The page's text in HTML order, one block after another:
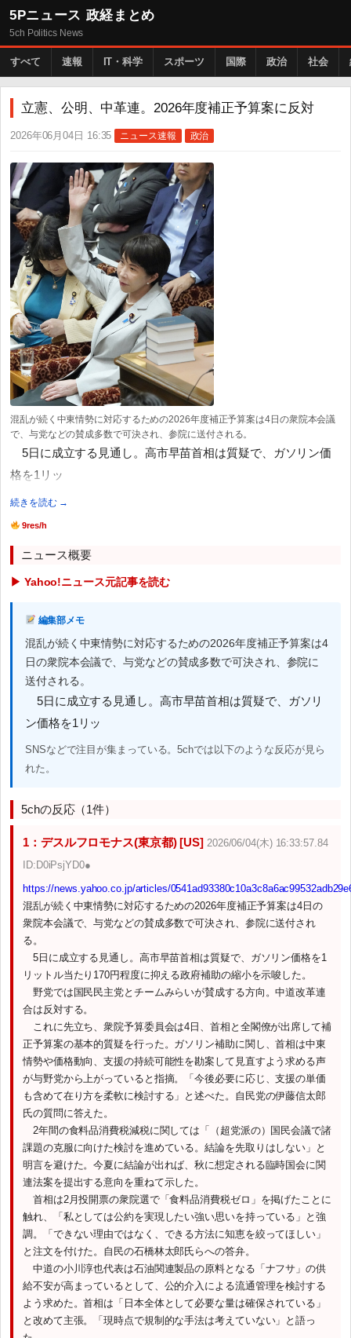
5Pニュース 政経まとめ
5ch Politics News
すべて 速報 IT・科学 スポーツ 国際 政治 社会
立憲、公明、中革連。2026年度補正予算案に反対
2026年06月04日 16:35 ニュース速報 政治
混乱が続く中東情勢に対応するための2026年度補正予算案は4日の衆院本会議
で、与党などの賛成多数で可決され、参院に送付される。
5日に成立する見通し。高市早苗首相は質疑で、ガソリン価
格を1リッ
続きを読む →
9res/h
ニュース概要
▶ Yahoo!ニュース元記事を読む
編集部メモ
混乱が続く中東情勢に対応するための2026年度補正予算案は4
日の衆院本会議で、与党などの賛成多数で可決され、参院に
送付される。
5日に成立する見通し。高市早苗首相は質疑で、ガソリ
ン価格を1リッ
SNSなどで注目が集まっている。5chでは以下のような反応が見ら
れた。
5chの反応（1件）
1：デスルフロモナス(東京都) [US] 2026/06/04(木) 16:33:57.84
ID:D0iPsjYD0●
https://news.yahoo.co.jp/articles/
混乱が続く中東情勢に対応するための2026年度補正予算案は4日の
衆院本会議で、与党などの賛成多数で可決され、参院に送付され
る。
5日に成立する見通し。高市早苗首相は質疑で、ガソリン価格を1
リットル当たり170円程度に抑える政府補助の縮小を示唆した。
野党では国民民主党とチームみらいが賛成する方向。中道改革連
合は反対する。
これに先立ち、衆院予算委員会は4日、首相と全閣僚が出席して補
正予算案の基本的質疑を行った。ガソリン補助に関し、首相は中東
情勢や価格動向、支援の持続可能性を勘案して見直すよう求める声
が与野党から上がっていると指摘。「今後必要に応じ、支援の単価
も含めて在り方を柔軟に検討する」と述べた。自民党の伊藤信太郎
氏の質問に答えた。
2年間の食料品消費税減税に関しては「（超党派の）国民会議で諸
課題の克服に向けた検討を進めている。結論を先取りはしない」と
明言を避けた。今夏に結論が出れば、秋に想定される臨時国会に関
連法案を提出する意向を重ねて示した。
首相は2月投開票の衆院選で「食料品消費税ゼロ」を掲げたことに
触れ、「私としては公約を実現したい強い思いを持っている」と強
調。「できない理由ではなく、できる方法に知恵を絞ってほしい」
と注文を付けた。自民の石橋林太郎氏らへの答弁。
中道の小川淳也代表は石油関連製品の原料となる「ナフサ」の供
給不安が高まっているとして、公的介入による流通管理を検討する
よう求めた。首相は「日本全体として必要な量は確保されている」
と改めて主張。「現時点で規制的な手法は考えていない」と語っ